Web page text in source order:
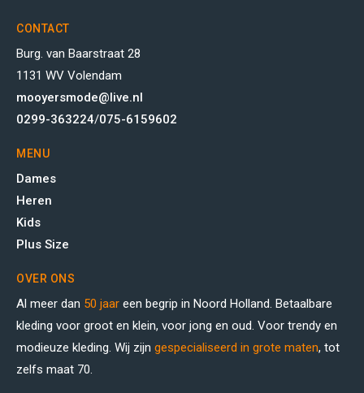
CONTACT
Burg. van Baarstraat 28
1131 WV Volendam
mooyersmode@live.nl
0299-363224/075-6159602
MENU
Dames
Heren
Kids
Plus Size
OVER ONS
Al meer dan 50 jaar een begrip in Noord Holland. Betaalbare
kleding voor groot en klein, voor jong en oud. Voor trendy en
modieuze kleding. Wij zijn gespecialiseerd in grote maten, tot
zelfs maat 70.